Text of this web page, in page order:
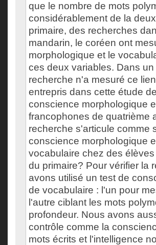
que le nombre de mots
considérablement de la
primaire, des recherches
mandarin, le coréen ont
morphologique et le
ces deux variables. Dans
recherche n'a mesuré ce
entrepris dans cette étude
conscience morphologique
francophones de quatrième
recherche s'articule comme
conscience morphologique
vocabulaire chez des
du primaire? Pour vérifier la
avons utilisé un test de
de vocabulaire : l'un pour
l'autre ciblant les mots
profondeur. Nous avons
contrôle comme la
mots écrits et l'intelligence